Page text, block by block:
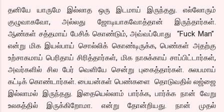
தனியே யாருமே இல்லாத ஒரு இடமாய் இருந்தது. எல்லோரும்
குழுவாகவோ, அல்லது ஜோடியாகவோத்தான் இருந்தார்கள்.
ஆண்கள் சத்தமாய் பேசிக் கொண்டும், அவ்வப்போது “Fuck Man”
என்று மிக இயல்பாய் சொல்லிக் கொண்டிருக்க, பெண்கள் அதற்கு
உற்சாகமாய் பெரிதாய் சிரித்தார்கள், மிக நாசுக்காய் சாப்பிட்டார்கள்,
அவர்களில் சில பேர் வெளியே சென்று புகைத்தார்கள். சுலபமாய்
கட்டிக் கொண்டார்கள். பையன்கள் பெண்களை தொடுவதில் லஜ்ஜை
இல்லாமல் இருந்தது. இதையெல்லாம் பார்க்க, பார்க்க நான் வேறு
உலகத்தில் இருக்கிறோமா. என்று தோன்றியது. நான் முதல்